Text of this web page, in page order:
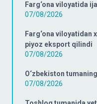
Farg‘ona viloyatida
07/08/2026
Farg‘ona viloyatidan
piyoz eksport qilindi
07/08/2026
O‘zbekiston
07/08/2026